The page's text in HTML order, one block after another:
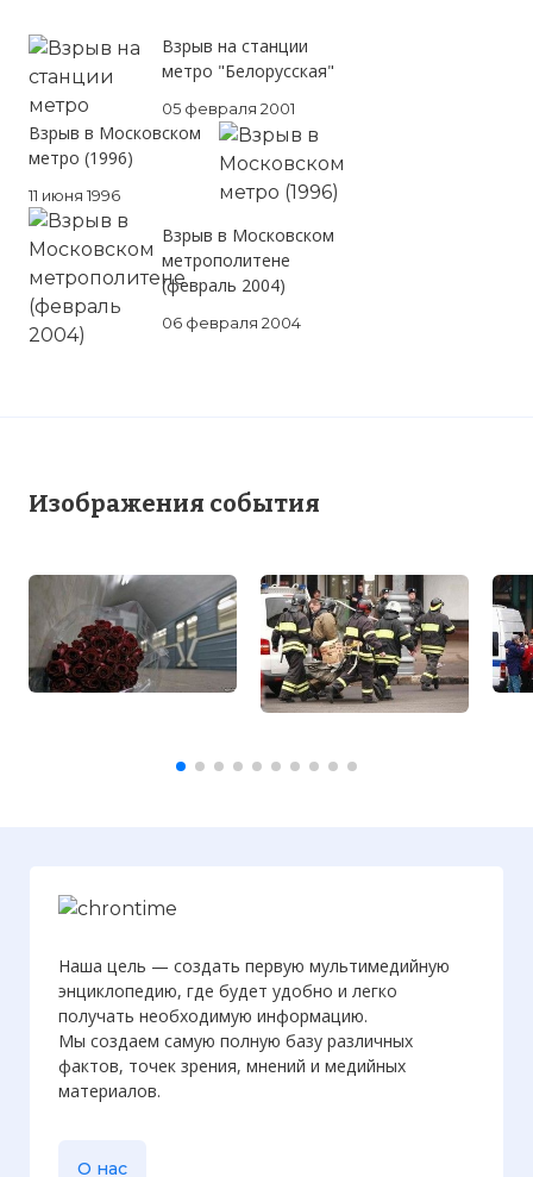
Взрыв на станции
метро "Белорусская"
05 февраля 2001
Взрыв в Московском
метро (1996)
11 июня 1996
Взрыв в Московском
метрополитене
(февраль 2004)
06 февраля 2004
Изображения события
Наша цель — создать первую мультимедийную
энциклопедию, где будет удобно и легко
получать необходимую информацию.
Мы создаем самую полную базу различных
фактов, точек зрения, мнений и медийных
материалов.
О нас